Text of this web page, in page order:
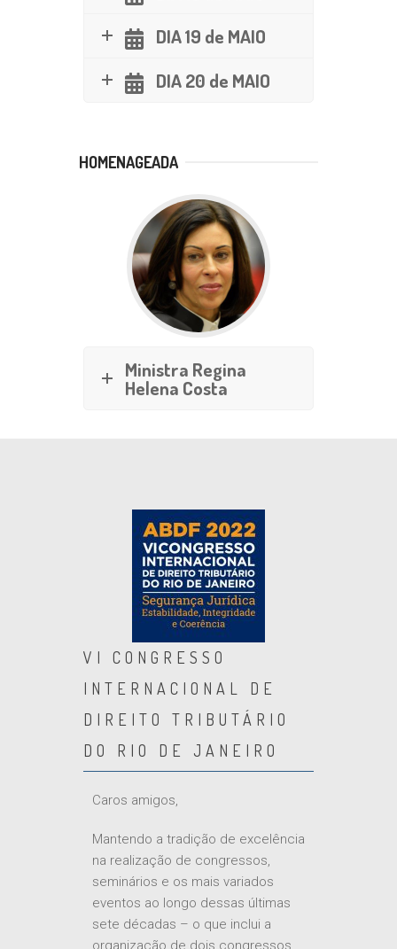
DIA 19 de MAIO
DIA 20 de MAIO
HOMENAGEADA
Ministra Regina
Helena Costa
VI CONGRESSO
INTERNACIONAL DE
DIREITO TRIBUTÁRIO
DO RIO DE JANEIRO
Caros amigos,
Mantendo a tradição de excelência
na realização de congressos,
seminários e os mais variados
eventos ao longo dessas últimas
sete décadas – o que inclui a
organização de dois congressos